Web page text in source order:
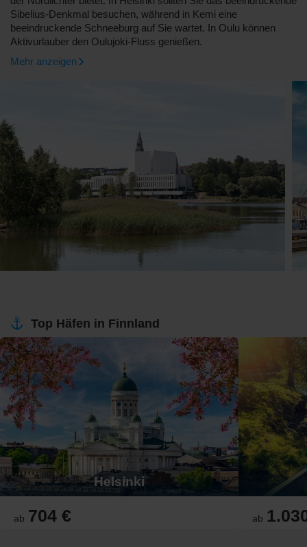
Sibelius-Denkmal besuchen, während in Kemi eine
beeindruckende Schneeburg auf Sie wartet. In Oulu können
Aktivurlauber den Oulujoki-Fluss genießen.
Mehr anzeigen
Top Häfen in Finnland
Helsinki
ab 704 € ab